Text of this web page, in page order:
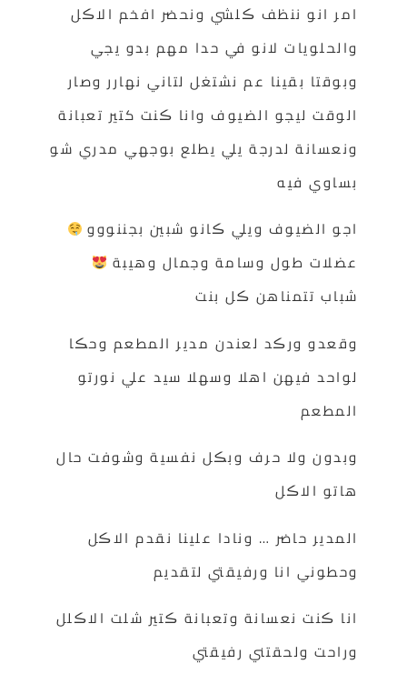
امر انو ننظف ڪلشي ونحضر افخم الاڪل
والحلويات لانو في حدا مهم بدو يجي
وبوقتا بقينا عم نشتغل لتاني نهارر وصار
الوقت ليجو الضيوف وانا ڪنت كتير تعبانة
ونعسانة لدرجة يلي يطلع بوجهي مدري شو
بساوي فيه
اجو الضيوف ويلي ڪانو شبين بجننووو
عضلات طول وسامة وجمال وهيبة
شباب تتمناهن ڪل بنت
وقعدو ورڪد لعندن مدير المطعم وحڪا
لواحد فيهن اهلا وسهلا سيد علي نورتو
المطعم
وبدون ولا حرف وبڪل نفسية وشوفت حال
هاتو الاڪل
المدير حاضر … ونادا علينا نقدم الاڪل
وحطوني انا ورفيقتي لتقديم
انا ڪنت نعسانة وتعبانة ڪتير شلت الاڪلل
وراحت ولحقتني رفيقتي